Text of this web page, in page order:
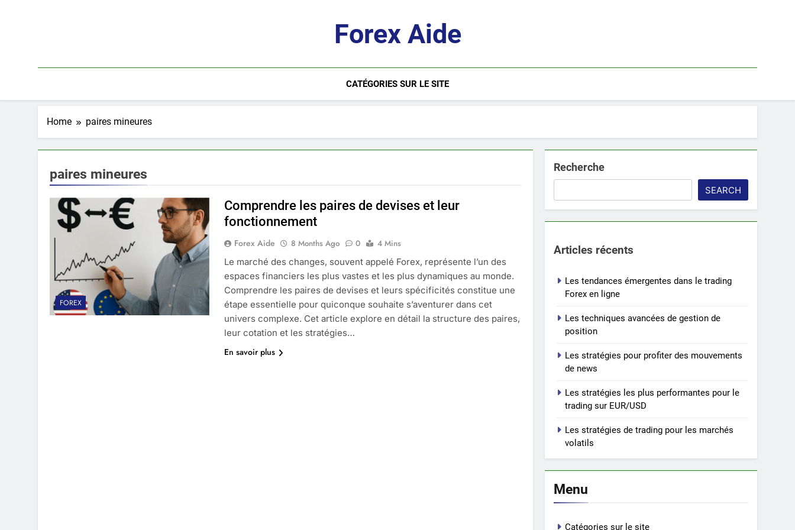
Forex Aide
CATÉGORIES SUR LE SITE
Home paires mineures
paires mineures
FOREX
Comprendre les paires de devises et leur
fonctionnement
Forex Aide 8 Months Ago 0
4 Mins
Le marché des changes, souvent appelé Forex, représente l’un des
espaces financiers les plus vastes et les plus dynamiques au monde.
Comprendre les paires de devises et leurs spécificités constitue une
étape essentielle pour quiconque souhaite s’aventurer dans cet
univers complexe. Cet article explore en détail la structure des paires,
leur cotation et les stratégies…
En savoir plus
Recherche
SEARCH
Articles récents
Les tendances émergentes dans le trading
Forex en ligne
Les techniques avancées de gestion de
position
Les stratégies pour profiter des mouvements
de news
Les stratégies les plus performantes pour le
trading sur EUR/USD
Les stratégies de trading pour les marchés
volatils
Menu
Catégories sur le site